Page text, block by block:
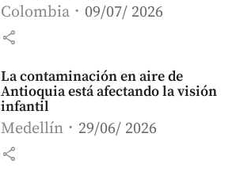
Colombia 09/07/ 2026
share
La contaminación en aire de
Antioquia está afectando la visión
infantil
Medellín 29/06/ 2026
share